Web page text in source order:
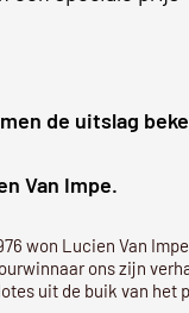
de uitslag
Van Impe.
won Lucien Van
ons zijn
uit de buik van het